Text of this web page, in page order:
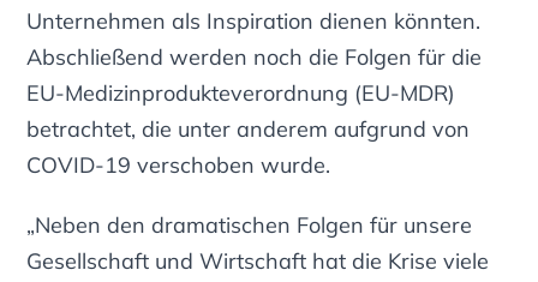
Unternehmen als Inspiration dienen könnten.
Abschließend werden noch die Folgen für die
EU-Medizinprodukteverordnung (EU-MDR)
betrachtet, die unter anderem aufgrund von
COVID-19 verschoben wurde.
„Neben den dramatischen Folgen für unsere
Gesellschaft und Wirtschaft hat die Krise viele